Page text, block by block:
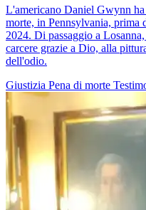
L'americano Daniel Gwynn
morte, in Pennsylvania, prima
2024. Di passaggio a
carcere grazie a Dio, alla
dell'odio.
Giustizia Pena di morte